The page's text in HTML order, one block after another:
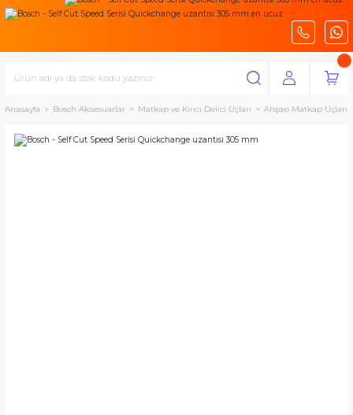
Anasayfa Bosch Aksesuarlar Matkap ve Kırıcı Delici Uçları Ahşap Matkap Uçları